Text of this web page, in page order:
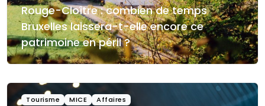
Rouge-Cloître : combien de temps
Bruxelles laissera-t-elle encore ce
patrimoine en péril ?
Tourisme MICE Affaires